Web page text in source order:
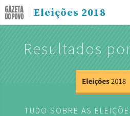
Eleições 2018
Resultados
TUDO SOBRE AS